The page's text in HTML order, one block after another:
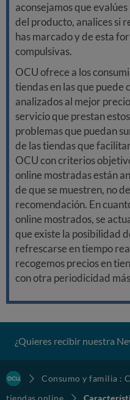
aconsejamos que
del producto, analices si
has marcado y de esta
compulsivas.
OCU ofrece a los
tiendas en las que puede
analizados al mejor
servicio que prestan
problemas que puedan
de las tiendas que
OCU con criterios
online mostradas están
de que se muestren, no
recomendación. En
online mostrados, se
que existe la posibilidad
refrescarse en tiempo
recogemos precios en
con otra periodicidad
¿Quieres recibir nuestra
Consumo y familia :